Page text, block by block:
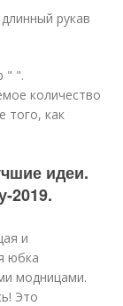
рукав
" ".
количество
того, как
идеи.
2019.
и
юбка
модницами.
Это